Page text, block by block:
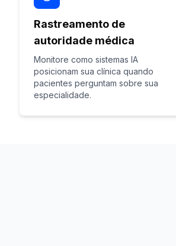
Rastreamento de
autoridade médica
Monitore como sistemas IA
posicionam sua clínica quando
pacientes perguntam sobre sua
especialidade.